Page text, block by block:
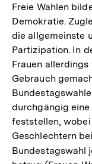
Freie Wahlen
Demokratie.
die allgemeinste
Partizipation. In
Frauen
Gebrauch
durchgängig
feststellen,
Geschlechtern
Bundestagswahl